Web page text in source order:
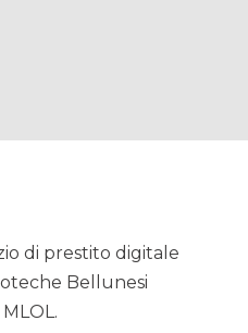
di prestito digitale
Bellunesi